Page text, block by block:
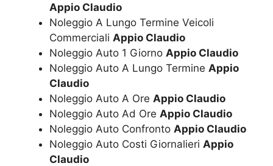
Appio Claudio
Noleggio A Lungo Termine Veicoli
Commerciali Appio Claudio
Noleggio Auto 1 Giorno Appio Claudio
Noleggio Auto A Lungo Termine Appio
Claudio
Noleggio Auto A Ore Appio Claudio
Noleggio Auto Ad Ore Appio Claudio
Noleggio Auto Confronto Appio Claudio
Noleggio Auto Costi Giornalieri Appio
Claudio